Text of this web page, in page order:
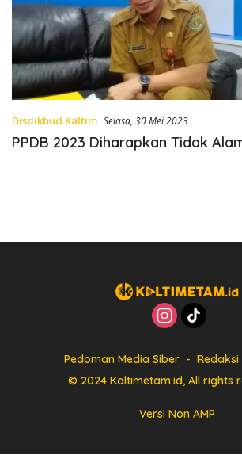
Disdikbud Kaltim Selasa, 30 Mei 2023
PPDB 2023 Diharapkan Tidak
Pedoman Media Siber Redaksi
© 2024 Kaltimetam.id, All rights
Versi Non AMP